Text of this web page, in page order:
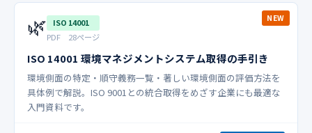
NEW
🌿 ISO 14001
PDF 28ページ
ISO 14001 環境マネジメントシステム取得の手引き
環境側面の特定・順守義務一覧・著しい環境側面の評価方法を
具体例で解説。ISO 9001との統合取得をめざす企業にも最適な
入門資料です。